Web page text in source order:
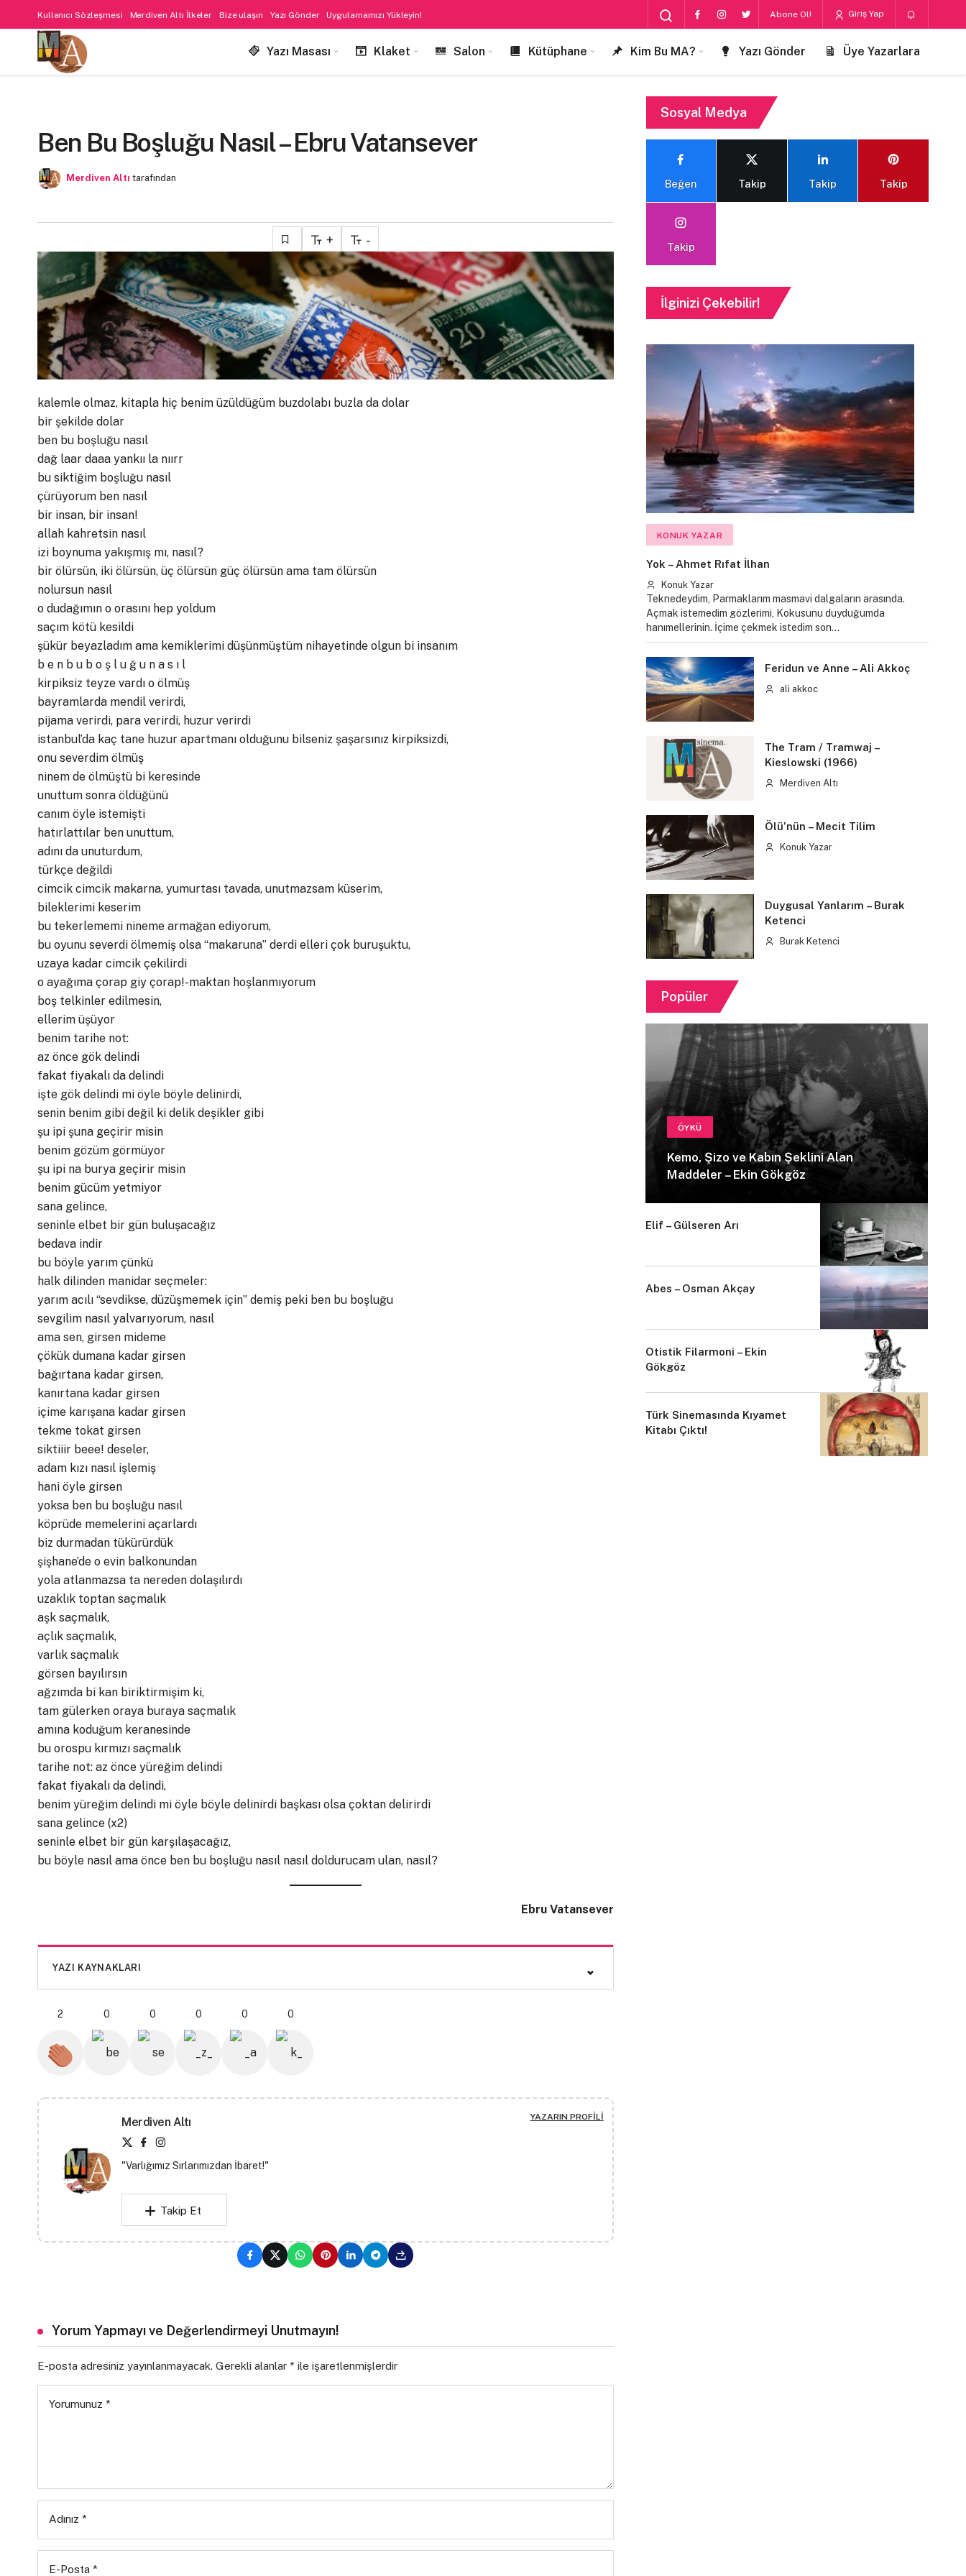
Kullanıcı Sözleşmesi Merdiven Altı İlkeler Bize ulaşın Yazı Gönder Uygulamamızı Yükleyin! Abone Ol! Giriş Yap
Yazı Masası Klaket Salon Kütüphane Kim Bu MA? Yazı Gönder Üye Yazarlara
Ben Bu Boşluğu Nasıl – Ebru Vatansever
Merdiven Altı tarafından
+ -
kalemle olmaz, kitapla hiç benim üzüldüğüm buzdolabı buzla da dolar
bir şekilde dolar
ben bu boşluğu nasıl
dağ laar daaa yankıı la nıırr
bu siktiğim boşluğu nasıl
çürüyorum ben nasıl
bir insan, bir insan!
allah kahretsin nasıl
izi boynuma yakışmış mı, nasıl?
bir ölürsün, iki ölürsün, üç ölürsün güç ölürsün ama tam ölürsün
nolursun nasıl
o dudağımın o orasını hep yoldum
saçım kötü kesildi
şükür beyazladım ama kemiklerimi düşünmüştüm nihayetinde olgun bi insanım
b e n b u b o ş l u ğ u n a s ı l
kirpiksiz teyze vardı o ölmüş
bayramlarda mendil verirdi,
pijama verirdi, para verirdi, huzur verirdi
istanbul’da kaç tane huzur apartmanı olduğunu bilseniz şaşarsınız kirpiksizdi,
onu severdim ölmüş
ninem de ölmüştü bi keresinde
unuttum sonra öldüğünü
canım öyle istemişti
hatırlattılar ben unuttum,
adını da unuturdum,
türkçe değildi
cimcik cimcik makarna, yumurtası tavada, unutmazsam küserim,
bileklerimi keserim
bu tekerlememi nineme armağan ediyorum,
bu oyunu severdi ölmemiş olsa “makaruna” derdi elleri çok buruşuktu,
uzaya kadar cimcik çekilirdi
o ayağıma çorap giy çorap!-maktan hoşlanmıyorum
boş telkinler edilmesin,
ellerim üşüyor
benim tarihe not:
az önce gök delindi
fakat fiyakalı da delindi
işte gök delindi mi öyle böyle delinirdi,
senin benim gibi değil ki delik deşikler gibi
şu ipi şuna geçirir misin
benim gözüm görmüyor
şu ipi na burya geçirir misin
benim gücüm yetmiyor
sana gelince,
seninle elbet bir gün buluşacağız
bedava indir
bu böyle yarım çünkü
halk dilinden manidar seçmeler:
yarım acılı “sevdikse, düzüşmemek için” demiş peki ben bu boşluğu
sevgilim nasıl yalvarıyorum, nasıl
ama sen, girsen mideme
çökük dumana kadar girsen
bağırtana kadar girsen,
kanırtana kadar girsen
içime karışana kadar girsen
tekme tokat girsen
siktiiir beee! deseler,
adam kızı nasıl işlemiş
hani öyle girsen
yoksa ben bu boşluğu nasıl
köprüde memelerini açarlardı
biz durmadan tükürürdük
şişhane’de o evin balkonundan
yola atlanmazsa ta nereden dolaşılırdı
uzaklık toptan saçmalık
aşk saçmalık,
açlık saçmalık,
varlık saçmalık
görsen bayılırsın
ağzımda bi kan biriktirmişim ki,
tam gülerken oraya buraya saçmalık
amına koduğum keranesinde
bu orospu kırmızı saçmalık
tarihe not: az önce yüreğim delindi
fakat fiyakalı da delindi,
benim yüreğim delindi mi öyle böyle delinirdi başkası olsa çoktan delirirdi
sana gelince (x2)
seninle elbet bir gün karşılaşacağız,
bu böyle nasıl ama önce ben bu boşluğu nasıl nasıl doldurucam ulan, nasıl?
Ebru Vatansever
YAZI KAYNAKLARI
2 0 0 0 0 0
Merdiven Altı
"Varlığımız Sırlarımızdan İbaret!"
YAZARIN PROFILI
Takip Et
Yorum Yapmayı ve Değerlendirmeyi Unutmayın!
E-posta adresiniz yayınlanmayacak. Gerekli alanlar * ile işaretlenmişlerdir
Yorumunuz *
Adınız *
E-Posta *
Sosyal Medya
Beğen Takip Takip Takip
Takip
İlginizi Çekebilir!
KONUK YAZAR
Yok – Ahmet Rıfat İlhan
Konuk Yazar
Teknedeydim, Parmaklarım masmavi dalgaların arasında.
Açmak istemedim gözlerimi, Kokusunu duyduğumda
hanımellerinin. İçime çekmek istedim son…
Feridun ve Anne – Ali Akkoç
ali akkoc
The Tram / Tramwaj –
Kieslowski (1966)
Merdiven Altı
Ölü’nün – Mecit Tilim
Konuk Yazar
Duygusal Yanlarım – Burak
Ketenci
Burak Ketenci
Popüler
ÖYKÜ
Kemo, Şizo ve Kabın Şeklini Alan
Maddeler – Ekin Gökgöz
Elif – Gülseren Arı
Abes – Osman Akçay
Otistik Filarmoni – Ekin
Gökgöz
Türk Sinemasında Kıyamet
Kitabı Çıktı!